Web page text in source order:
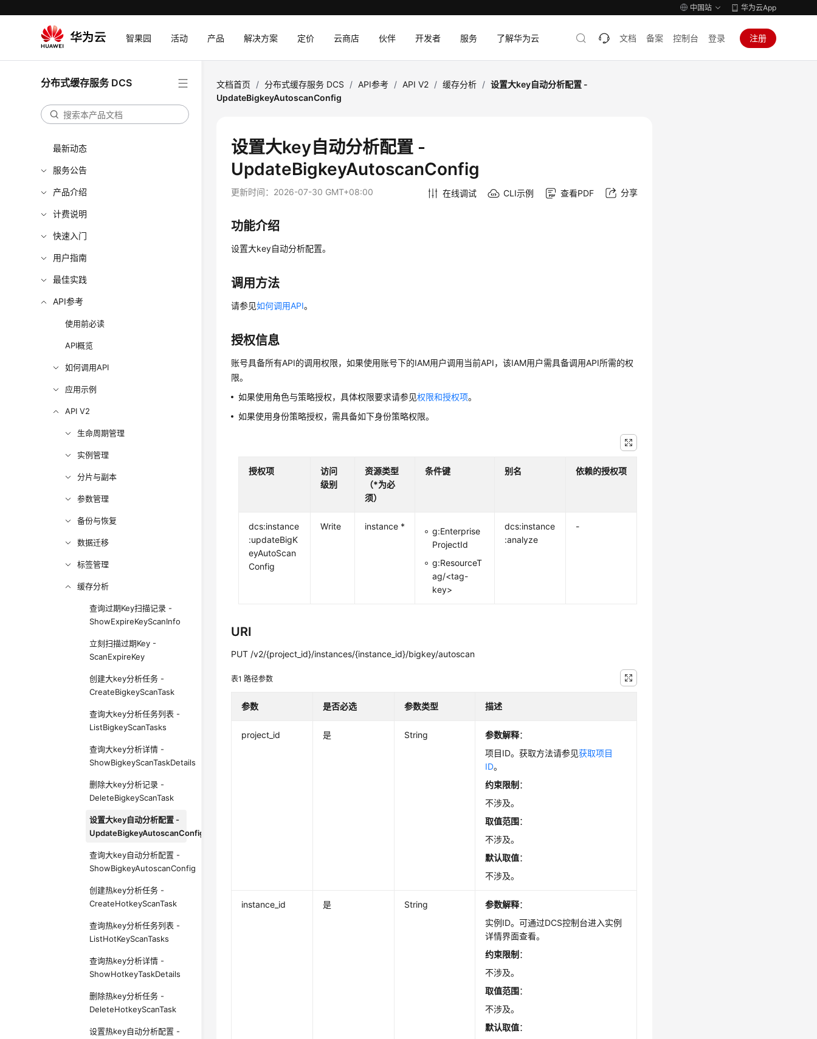
中国站 华为云App
智果园 活动 产品 解决方案 定价 云商店 伙伴 开发者 服务 了解华为云 文档 备案 控制台 登录 注册
分布式缓存服务 DCS
最新动态
服务公告
产品介绍
计费说明
快速入门
用户指南
最佳实践
API参考
使用前必读
API概览
如何调用API
应用示例
API V2
生命周期管理
实例管理
分片与副本
参数管理
备份与恢复
数据迁移
标签管理
缓存分析
查询过期Key扫描记录 -
ShowExpireKeyScanInfo
立刻扫描过期Key -
ScanExpireKey
创建大key分析任务 -
CreateBigkeyScanTask
查询大key分析任务列表 -
ListBigkeyScanTasks
查询大key分析详情 -
ShowBigkeyScanTaskDetails
删除大key分析记录 -
DeleteBigkeyScanTask
设置大key自动分析配置 -
UpdateBigkeyAutoscanConfig
查询大key自动分析配置 -
ShowBigkeyAutoscanConfig
创建热key分析任务 -
CreateHotkeyScanTask
查询热key分析任务列表 -
ListHotKeyScanTasks
查询热key分析详情 -
ShowHotkeyTaskDetails
删除热key分析任务 -
DeleteHotkeyScanTask
设置热key自动分析配置 -
文档首页 / 分布式缓存服务 DCS / API参考 / API V2 / 缓存分析 / 设置大key自动分析配置 -
UpdateBigkeyAutoscanConfig
设置大key自动分析配置 -
UpdateBigkeyAutoscanConfig
更新时间： 2026-07-30 GMT+08:00 在线调试 CLI示例 查看PDF 分享
功能介绍
设置大key自动分析配置。
调用方法
请参见如何调用API。
授权信息
账号具备所有API的调用权限，如果使用账号下的IAM用户调用当前API，该IAM用户需具备调用API所需的权
限。
如果使用角色与策略授权，具体权限要求请参见权限和授权项。
如果使用身份策略授权，需具备如下身份策略权限。
授权项
访问
级别
资源类型
（*为必
须）
条件键 别名 依赖的授权项
dcs:instance
:updateBigK
eyAutoScan
Config
Write instance *
g:Enterprise
ProjectId
g:ResourceT
ag/<tag-
key>
dcs:instance
:analyze
-
URI
PUT /v2/{project_id}/instances/{instance_id}/bigkey/autoscan
表1路径参数
参数 是否必选 参数类型 描述
project_id 是 String 参数解释：
项目ID。获取方法请参见获取项目
ID。
约束限制 ：
不涉及。
取值范围：
不涉及。
默认取值：
不涉及。
instance_id 是 String 参数解释：
实例ID。可通过DCS控制台进入实例
详情界面查看。
约束限制 ：
不涉及。
取值范围：
不涉及。
默认取值：